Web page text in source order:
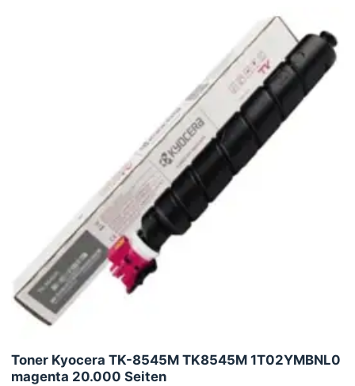
Toner Kyocera TK-8545M TK8545M 1T02YMBNL0
magenta 20.000 Seiten